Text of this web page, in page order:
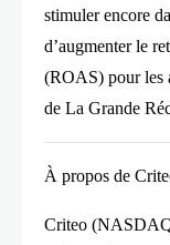
stimuler encore
d’augmenter le
(ROAS) pour les
de La Grande
À propos de
Criteo